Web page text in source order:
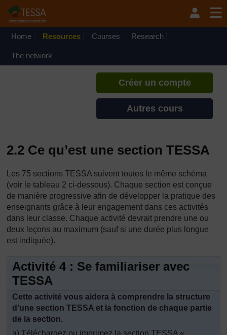
Home Resources Courses Research
The network
Si vous créez un compte, vous
pouvez établir un profil
Créer un compte
Autres cours
2.2 Ce qu’est une section TESSA
Les 75 sections TESSA suivent toutes le même schéma
(voir le tableau 2 ci-dessous). Chaque section est conçue
de manière progressive afin de développer la pratique des
enseignants grâce à leur engagement dans ces activités
dans leur classe. Chaque activité devrait prendre une ou
deux leçons au maximum (sauf si une durée plus longue
est indiquée).
Activité 4 : Se familiariser avec
TESSA
Cette activité vous aidera à comprendre la structure
d’une section TESSA et la fonction de chaque partie
de la section.
a) Téléchargez ou imprimez la section TESSA «